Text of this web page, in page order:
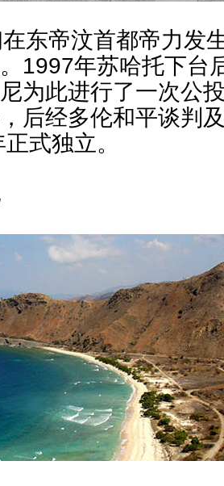
帝汶首都帝力发
1997年苏哈托下台
为此进行了一次公
后经多伦和平谈判
式独立。